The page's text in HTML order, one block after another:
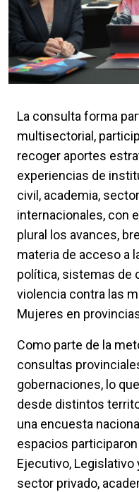
La consulta forma
multisectorial,
recoger aportes
experiencias de
civil, academia,
internacionales, con
plural los avances,
materia de acceso a
política, sistemas de
violencia contra las
Mujeres en
Como parte de la
consultas
gobernaciones, lo
desde distintos
una encuesta
espacios
Ejecutivo, Legislativo
sector privado,